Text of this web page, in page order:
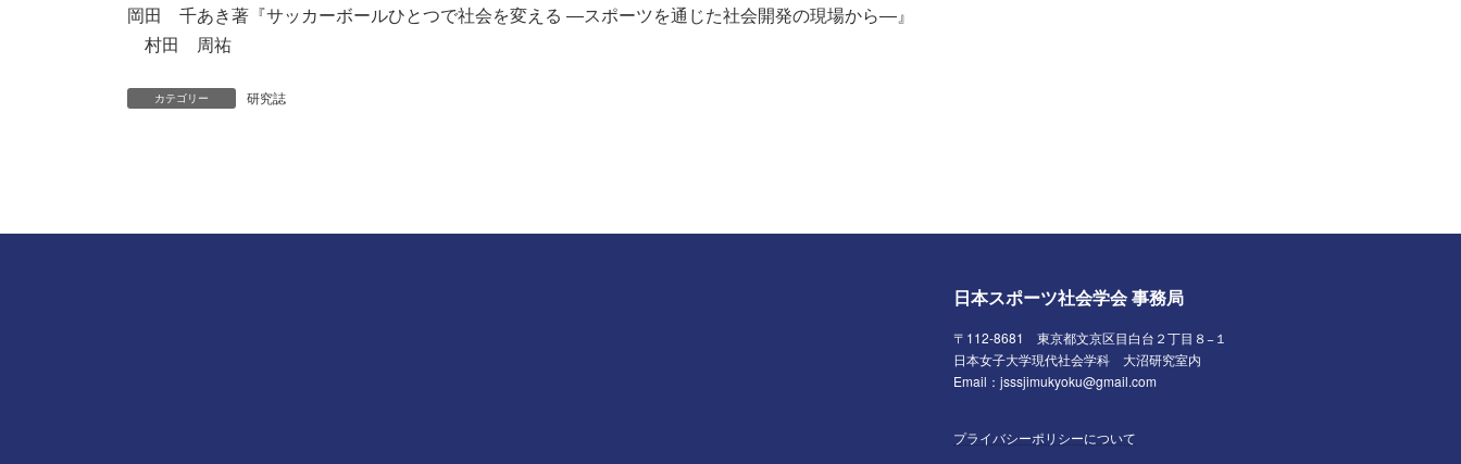
岡田 千あき著『サッカーボールひとつで社会を変える ―スポーツを通じた社会開発の現場から―』
村田 周祐
カテゴリー 研究誌
日本スポーツ社会学会 事務局
〒112-8681 東京都文京区目白台２丁目８−１
日本女子大学現代社会学科 大沼研究室内
Email：jsssjimukyoku@gmail.com
プライバシーポリシーについて